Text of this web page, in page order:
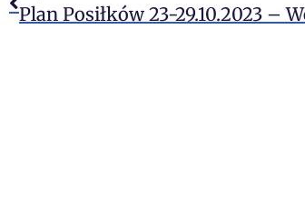
Plan Posiłków 23-29.10.2023 –